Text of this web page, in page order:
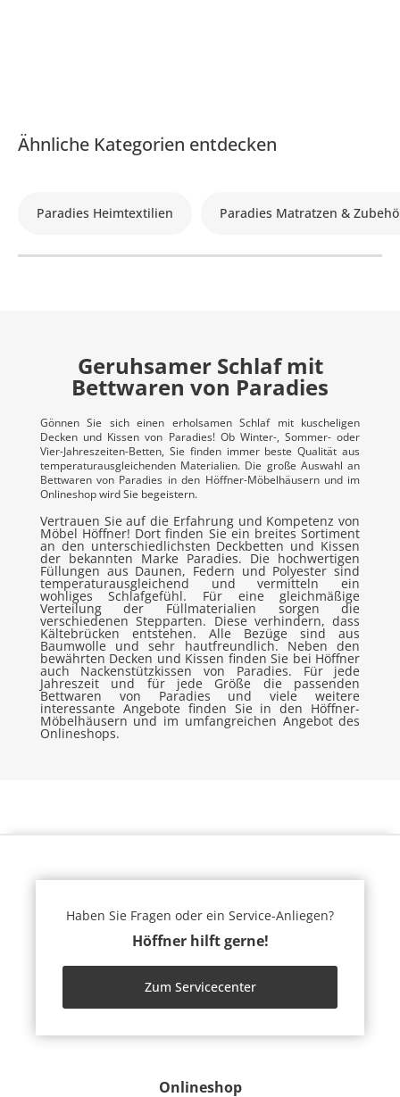
Ähnliche Kategorien entdecken
Paradies Heimtextilien Paradies Matratzen &
Geruhsamer Schlaf mit
Bettwaren von Paradies
Gönnen Sie sich einen erholsamen Schlaf mit kuscheligen
Decken und Kissen von Paradies! Ob Winter-, Sommer- oder
Vier-Jahreszeiten-Betten, Sie finden immer beste Qualität aus
temperaturausgleichenden Materialien. Die große Auswahl an
Bettwaren von Paradies in den Höffner-Möbelhäusern und im
Onlineshop wird Sie begeistern.
Vertrauen Sie auf die Erfahrung und Kompetenz von
Möbel Höffner! Dort finden Sie ein breites Sortiment
an den unterschiedlichsten Deckbetten und Kissen
der bekannten Marke Paradies. Die hochwertigen
Füllungen aus Daunen, Federn und Polyester sind
temperaturausgleichend und vermitteln ein
wohliges Schlafgefühl. Für eine gleichmäßige
Verteilung der Füllmaterialien sorgen die
verschiedenen Stepparten. Diese verhindern, dass
Kältebrücken entstehen. Alle Bezüge sind aus
Baumwolle und sehr hautfreundlich. Neben den
bewährten Decken und Kissen finden Sie bei Höffner
auch Nackenstützkissen von Paradies. Für jede
Jahreszeit und für jede Größe die passenden
Bettwaren von Paradies und viele weitere
interessante Angebote finden Sie in den Höffner-
Möbelhäusern und im umfangreichen Angebot des
Onlineshops.
Onlineshop
Haben Sie Fragen oder ein Service-Anliegen?
Höffner hilft gerne!
Zum Servicecenter